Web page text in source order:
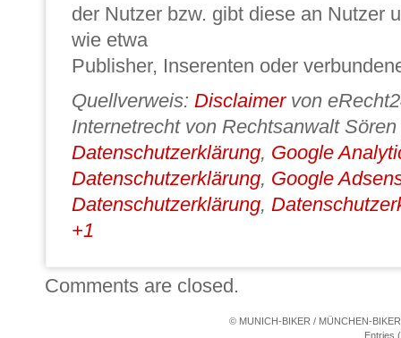
der Nutzer bzw. gibt diese an Nutzer
wie etwa
Publisher, Inserenten oder
Quellverweis: Disclaimervon
Internetrecht von Rechtsanwalt
Datenschutzerklärung, Google
Datenschutzerklärung, Google
Datenschutzerklärung,
+1
Comments are closed.
© MUNICH-BIKER / MÜNCHEN-
Entries